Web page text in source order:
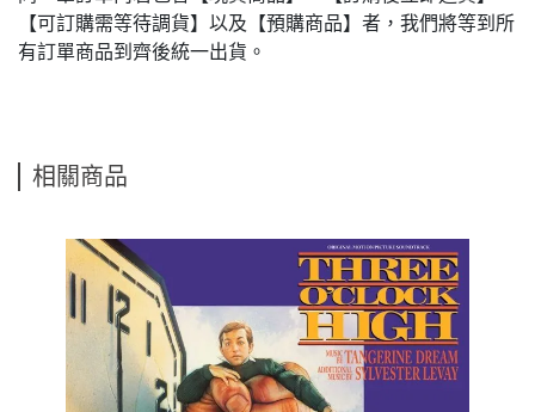
【可訂購需等待調貨】以及【預購商品】者，我們將等到所
有訂單商品到齊後統一出貨。
相關商品